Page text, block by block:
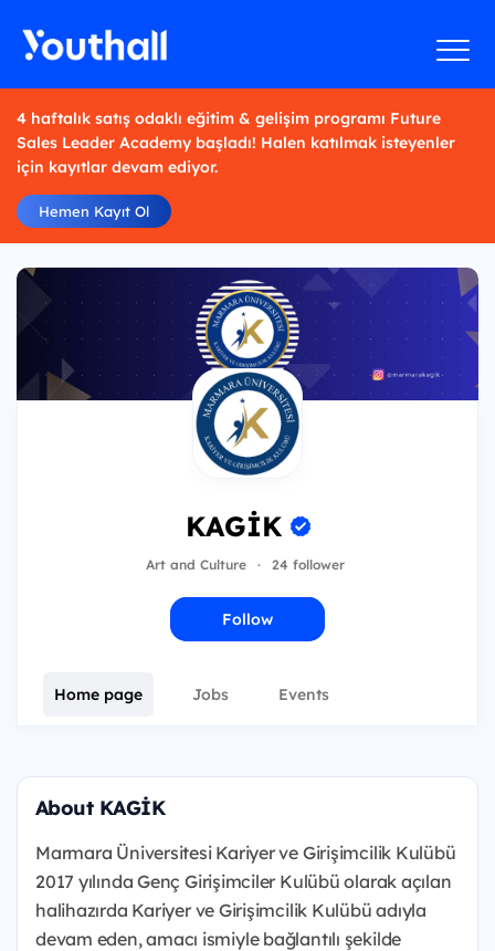
4 haftalık satış odaklı eğitim & gelişim programı Future
Sales Leader Academy başladı! Halen katılmak isteyenler
için kayıtlar devam ediyor.
Hemen Kayıt Ol
KAGİK
Art and Culture · 24 follower
Follow
Home page Jobs Events
About KAGİK
Marmara Üniversitesi Kariyer ve Girişimcilik Kulübü
2017 yılında Genç Girişimciler Kulübü olarak açılan
halihazırda Kariyer ve Girişimcilik Kulübü adıyla
devam eden, amacı ismiyle bağlantılı şekilde